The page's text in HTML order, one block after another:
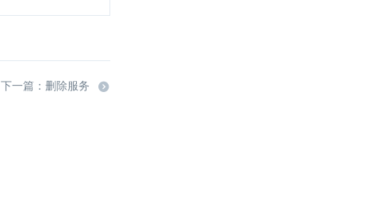
下一篇：删除服务